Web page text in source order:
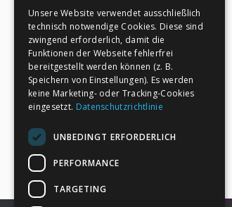
Unsere Website verwendet ausschließlich
technisch notwendige Cookies. Diese sind
zwingend erforderlich, damit die
Funktionen der Webseite fehlerfrei
bereitgestellt werden können (z. B.
Speichern von Einstellungen). Es werden
keine Marketing- oder Tracking-Cookies
eingesetzt. Datenschutzrichtlinie
UNBEDINGT ERFORDERLICH
PERFORMANCE
TARGETING